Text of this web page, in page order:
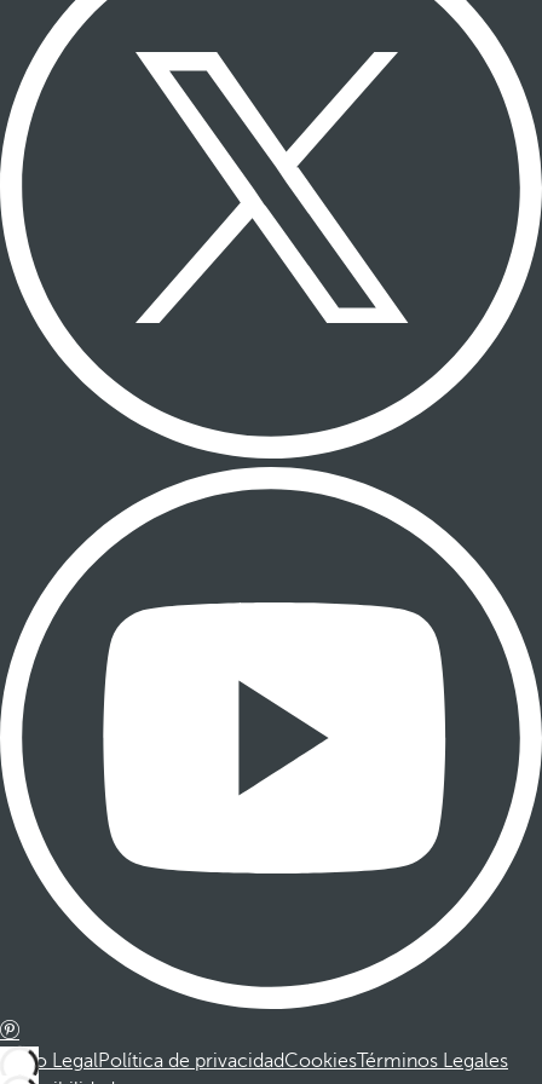
Aviso LegalPolítica de privacidadCookiesTérminos Legales